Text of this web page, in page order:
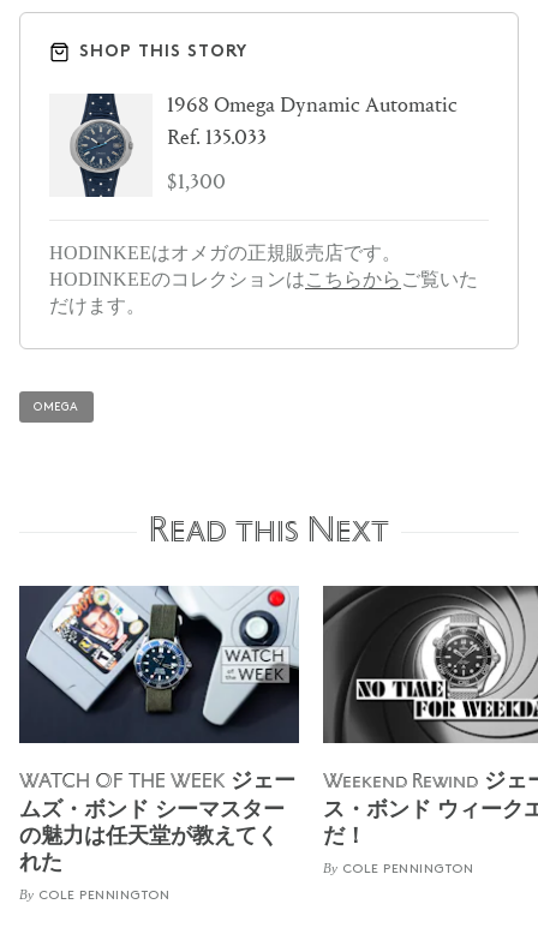
SHOP THIS STORY
1968 Omega Dynamic Automatic
Ref. 135.033
$1,300
HODINKEEはオメガの正規販売店です。
HODINKEEのコレクションはこちらから ご覧いた
だけます。
OMEGA
Read this Next
WATCH OF THE WEEK ジェー
ムズ・ボンド シーマスター
の魅力は任天堂が教えてく
れた
By COLE PENNINGTON
Weekend Rewind ジェ
ス・ボンド ウィーク
だ！
By COLE PENNINGTON